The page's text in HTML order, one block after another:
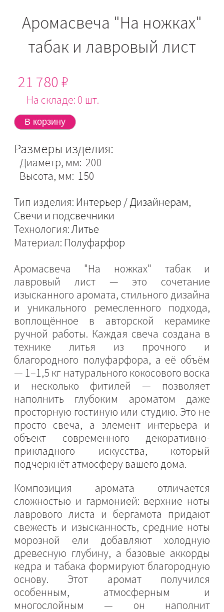
Аромасвеча "На ножках"
табак и лавровый лист
21 780 ₽
На складе: 0 шт.
Размеры изделия:
Диаметр, мм: 200
Высота, мм: 150
Тип изделия: Интерьер / Дизайнерам,
Свечи и подсвечники
Технология:Литье
Материал: Полуфарфор
Аромасвеча "На ножках" табак и
лавровый лист — это сочетание
изысканного аромата, стильного дизайна
и уникального ремесленного подхода,
воплощённое в авторской керамике
ручной работы. Каждая свеча создана в
технике литья из прочного и
благородного полуфарфора, а её объём
— 1–1,5 кг натурального кокосового воска
и несколько фитилей — позволяет
наполнить глубоким ароматом даже
просторную гостиную или студию. Это не
просто свеча, а элемент интерьера и
объект современного декоративно-
прикладного искусства, который
подчеркнёт атмосферу вашего дома.
Композиция аромата отличается
сложностью и гармонией: верхние ноты
лаврового листа и бергамота придают
свежесть и изысканность, средние ноты
морозной ели добавляют холодную
древесную глубину, а базовые аккорды
кедра и табака формируют благородную
основу. Этот аромат получился
особенным, атмосферным и
многослойным — он наполнит